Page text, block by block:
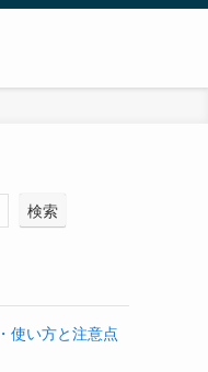
検索
使い方と注意点